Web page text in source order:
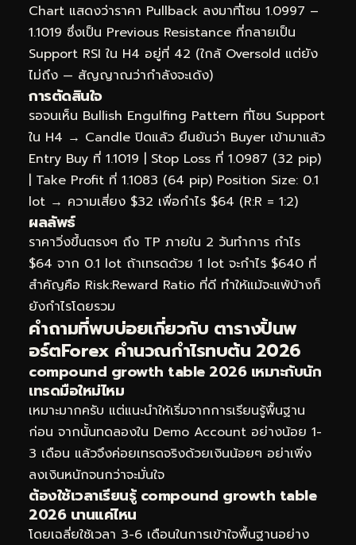
Chart แสดงว่าราคา Pullback ลงมาที่โซน 1.0997 –
1.1019 ซึ่งเป็น Previous Resistance ที่กลายเป็น
Support RSI ใน H4 อยู่ที่ 42 (ใกล้ Oversold แต่ยัง
ไม่ถึง — สัญญาณว่ากำลังจะเด้ง)
การตัดสินใจ
รอจนเห็น Bullish Engulfing Pattern ที่โซน Support
ใน H4 → Candle ปิดแล้ว ยืนยันว่า Buyer เข้ามาแล้ว
Entry Buy ที่ 1.1019 | Stop Loss ที่ 1.0987 (32 pip)
| Take Profit ที่ 1.1083 (64 pip) Position Size: 0.1
lot → ความเสี่ยง $32 เพื่อกำไร $64 (R:R = 1:2)
ผลลัพธ์
ราคาวิ่งขึ้นตรงๆ ถึง TP ภายใน 2 วันทำการ กำไร
$64 จาก 0.1 lot ถ้าเทรดด้วย 1 lot จะกำไร $640 ที่
สำคัญคือ Risk:Reward Ratio ที่ดี ทำให้แม้จะแพ้บ้างก็
ยังกำไรโดยรวม
คำถามที่พบบ่อยเกี่ยวกับ ตารางปิ้นพ
อร์ตForex คำนวณกำไรทบต้น 2026
compound growth table 2026 เหมาะกับนัก
เทรดมือใหม่ไหม
เหมาะมากครับ แต่แนะนำให้เริ่มจากการเรียนรู้พื้นฐาน
ก่อน จากนั้นทดลองใน Demo Account อย่างน้อย 1-
3 เดือน แล้วจึงค่อยเทรดจริงด้วยเงินน้อยๆ อย่าเพิ่ง
ลงเงินหนักจนกว่าจะมั่นใจ
ต้องใช้เวลาเรียนรู้ compound growth table
2026 นานแค่ไหน
โดยเฉลี่ยใช้เวลา 3-6 เดือนในการเข้าใจพื้นฐานอย่าง